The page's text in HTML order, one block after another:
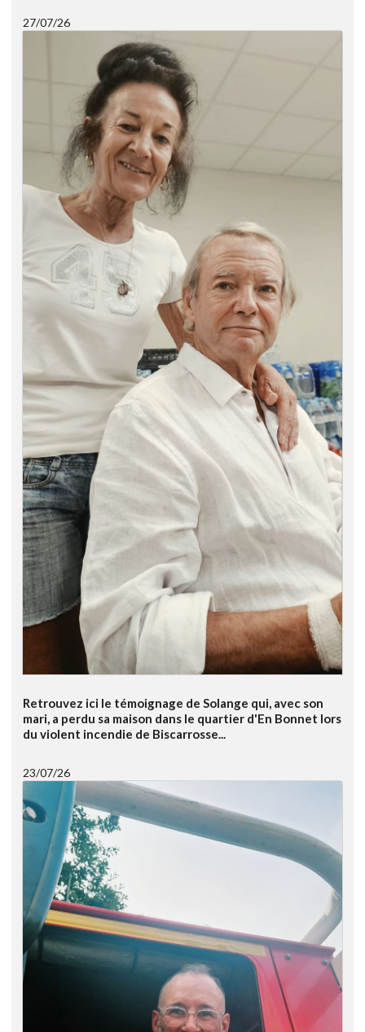
27/07/26
Retrouvez ici le témoignage de Solange qui, avec son
mari, a perdu sa maison dans le quartier d'En Bonnet lors
du violent incendie de Biscarrosse...
23/07/26